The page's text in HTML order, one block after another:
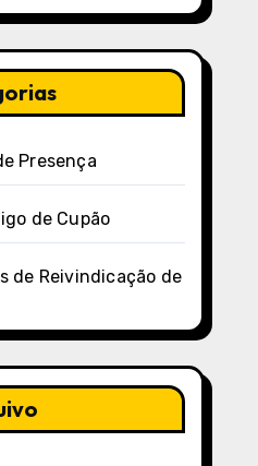
Presença
de Cupão
de Reivindicação de